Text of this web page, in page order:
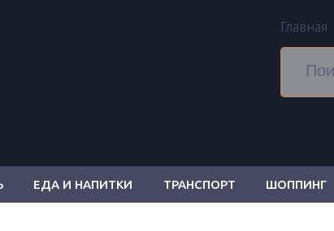
Главная
ЕДА И НАПИТКИ ТРАНСПОРТ ШОППИНГ